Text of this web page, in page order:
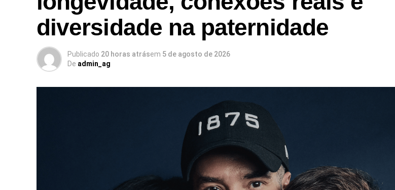
diversidade na paternidade
Publicado 20 horas atrásem 5 de agosto de 2026
De admin_ag